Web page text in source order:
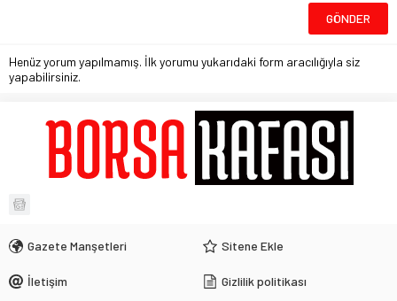
Henüz yorum yapılmamış. İlk yorumu yukarıdaki form aracılığıyla siz
yapabilirsiniz.
Gazete Manşetleri Sitene Ekle
İletişim Gizlilik politikası